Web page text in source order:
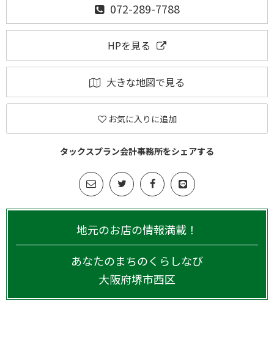
072-289-7788
HPを見る
大きな地図で見る
お気に入りに追加
タックスプラン会計事務所をシェアする
地元のお店の情報満載！
あなたのまちのくらしなび
大阪府堺市西区